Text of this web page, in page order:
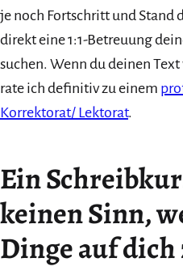
je noch Fortschritt und Stand
direkt eine 1:1-Betreuung
suchen. Wenn du deinen
rate ich definitiv zu einem
Korrektorat/ Lektorat.
Ein
keinen Sinn,
Dinge auf